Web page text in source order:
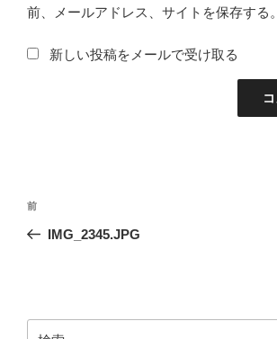
前、メールアドレス、サイトを保存する。
新しい投稿をメールで受け取る
投
ー
前
の
前
IMG_2345.JPG